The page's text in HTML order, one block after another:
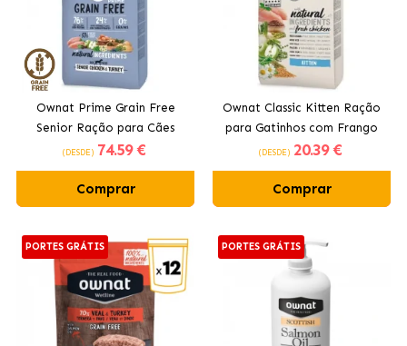
Ownat Prime Grain Free
Senior Ração para Cães
Idosos com Frango e Peru
(DESDE) 74.59 €
Comprar
Ownat Classic Kitten Ração
para Gatinhos com Frango
(DESDE) 20.39 €
Comprar
PORTES GRÁTIS PORTES GRÁTIS